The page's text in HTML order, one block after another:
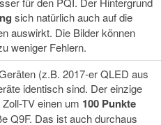
sich natürlich auch auf die
auswirkt. Die Bilder können
weniger Fehlern.
(z.B. 2017-er QLED aus
identisch sind. Der einzige
TV einen um 100 Punkte
Q9F. Das ist auch durchaus